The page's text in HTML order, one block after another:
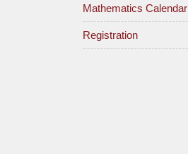
Mathematics Calendar
Registration